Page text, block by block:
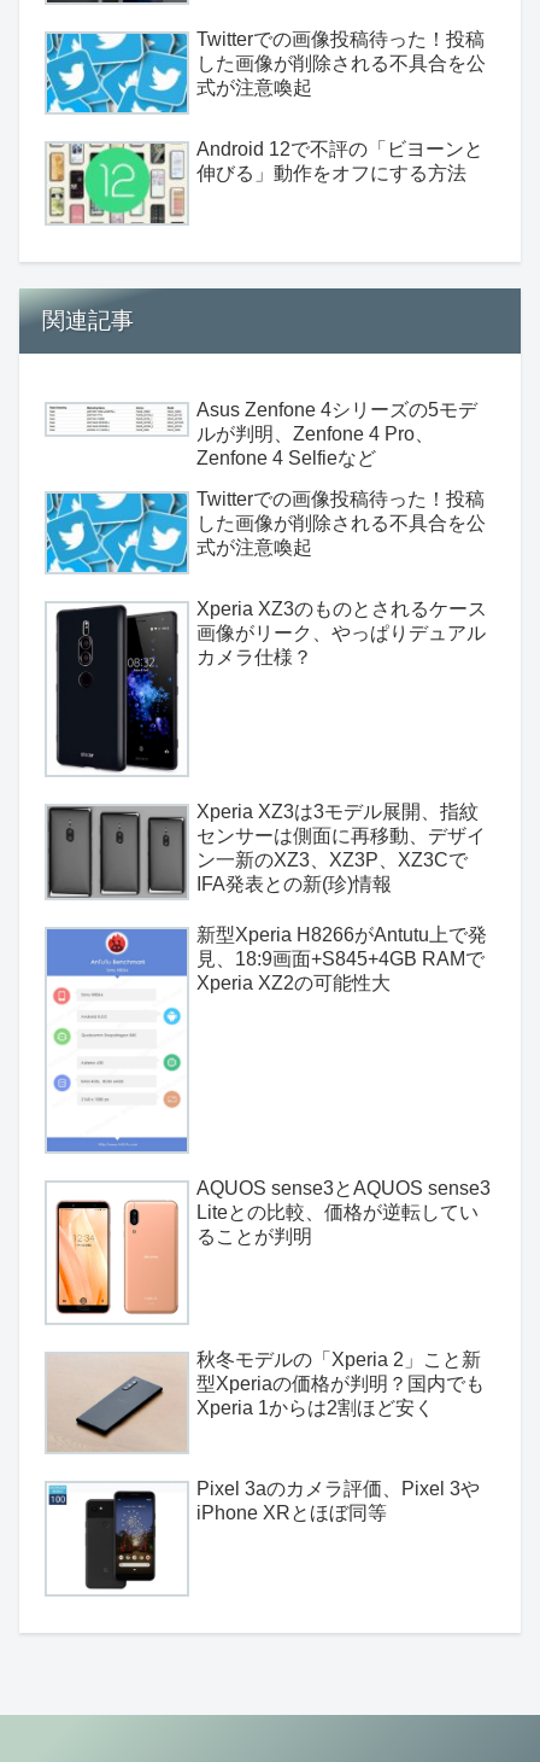
Twitterでの画像投稿待った！投稿
した画像が削除される不具合を公
式が注意喚起
Android 12で不評の「ビヨーンと
伸びる」動作をオフにする方法
関連記事
Asus Zenfone 4シリーズの5モデ
ルが判明、Zenfone 4 Pro、
Zenfone 4 Selfieなど
Twitterでの画像投稿待った！投稿
した画像が削除される不具合を公
式が注意喚起
Xperia XZ3のものとされるケース
画像がリーク、やっぱりデュアル
カメラ仕様？
Xperia XZ3は3モデル展開、指紋
センサーは側面に再移動、デザイ
ン一新のXZ3、XZ3P、XZ3Cで
IFA発表との新(珍)情報
新型Xperia H8266がAntutu上で発
見、18:9画面+S845+4GB RAMで
Xperia XZ2の可能性大
AQUOS sense3とAQUOS sense3
Liteとの比較、価格が逆転してい
ることが判明
秋冬モデルの「Xperia 2」こと新
型Xperiaの価格が判明？国内でも
Xperia 1からは2割ほど安く
Pixel 3aのカメラ評価、Pixel 3や
iPhone XRとほぼ同等